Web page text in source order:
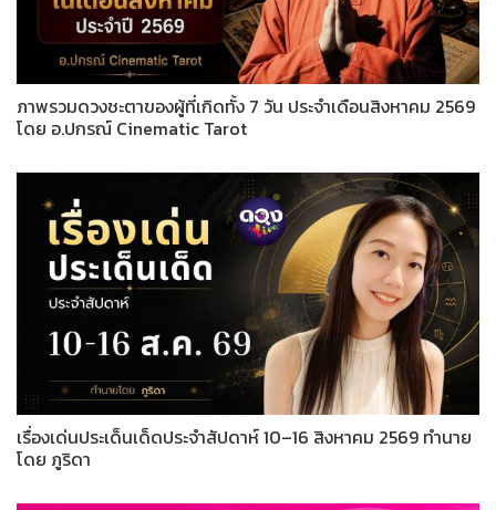
ภาพรวมดวงชะตาของผู้ที่เกิดทั้ง 7 วัน ประจำเดือนสิงหาคม 2569
โดย อ.ปกรณ์ Cinematic Tarot
เรื่องเด่นประเด็นเด็ดประจำสัปดาห์ 10–16 สิงหาคม 2569 ทำนาย
โดย ภูริดา